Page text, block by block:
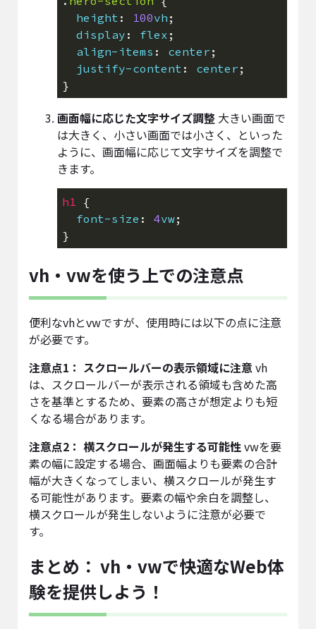
height : 100vh
display : flex
align-items : center
justify-content : center
画面幅に応じた文字サイズ調整 大きい画面で
は大きく、小さい画面では小さく、といった
ように、画面幅に応じて文字サイズを調整で
きます。
h1
font-size : 4vw
vh・vwを使う上での注意点
便利なvhとvwですが、使用時には以下の点に注意
が必要です。
注意点1： スクロールバーの表示領域に注意vh
は、スクロールバーが表示される領域も含めた高
さを基準とするため、要素の高さが想定よりも短
くなる場合があります。
注意点2： 横スクロールが発生する可能性vwを要
素の幅に設定する場合、画面幅よりも要素の合計
幅が大きくなってしまい、横スクロールが発生す
る可能性があります。要素の幅や余白を調整し、
横スクロールが発生しないように注意が必要で
す。
まとめ： vh・vwで快適なWeb体
験を提供しよう！